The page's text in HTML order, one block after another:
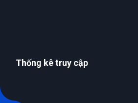
Thống kê truy cập